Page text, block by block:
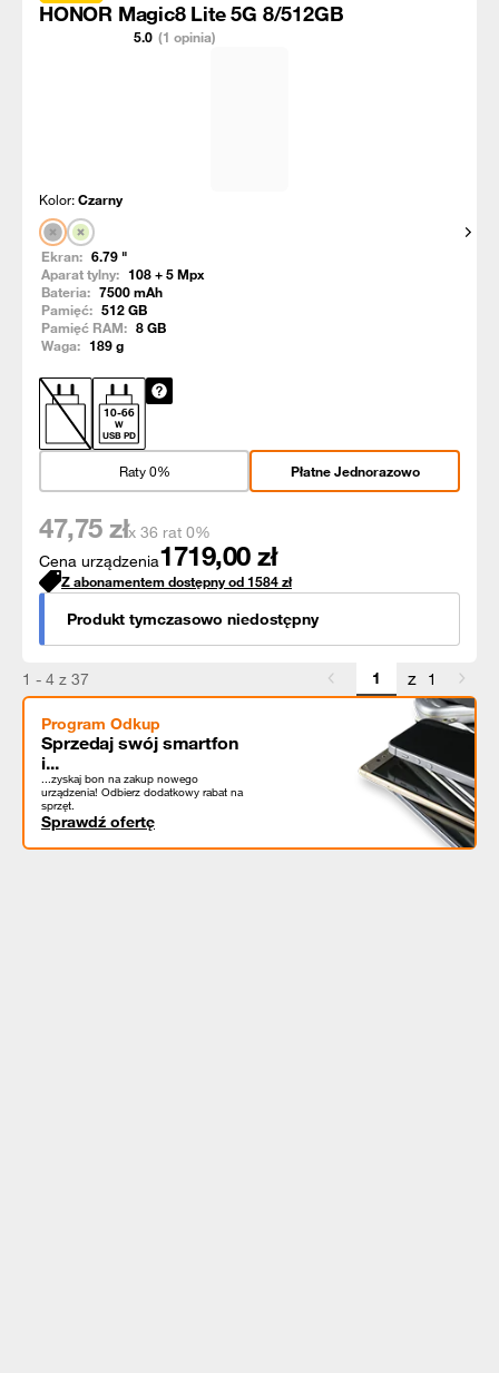
HONOR Magic8 Lite 5G 8/512GB
5.0 (1 opinia)
Kolor:Czarny
Ekran: 6.79 "
Aparat tylny: 108 + 5Mpx
Bateria: 7500mAh
Pamięć: 512GB
Pamięć RAM: 8GB
Waga: 189g
10-66
W
USB PD
Płatne Jednorazowo
Raty 0%
Cena urządzenia1719,00 zł
47,75 złx 36 rat 0%
Z abonamentem dostępny od1584zł
Produkt tymczasowo niedostępny
1 - 4 z 37 z 1
Program Odkup
Sprzedaj swój smartfon
i...
...zyskaj bon na zakup nowego
urządzenia! Odbierz dodatkowy rabat na
sprzęt.
Sprawdź ofertę